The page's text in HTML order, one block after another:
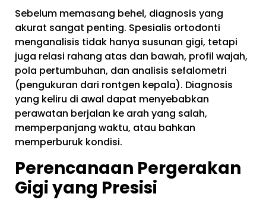
Sebelum memasang behel, diagnosis yang
akurat sangat penting. Spesialis ortodonti
menganalisis tidak hanya susunan gigi, tetapi
juga relasi rahang atas dan bawah, profil wajah,
pola pertumbuhan, dan analisis sefalometri
(pengukuran dari rontgen kepala). Diagnosis
yang keliru di awal dapat menyebabkan
perawatan berjalan ke arah yang salah,
memperpanjang waktu, atau bahkan
memperburuk kondisi.
Perencanaan Pergerakan
Gigi yang Presisi